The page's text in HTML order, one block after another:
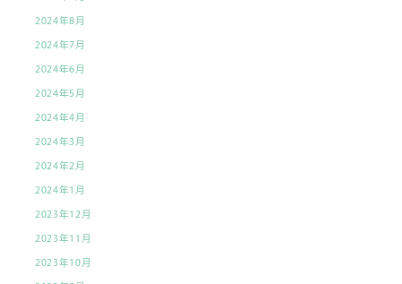
2024年8月
2024年7月
2024年6月
2024年5月
2024年4月
2024年3月
2024年2月
2024年1月
2023年12月
2023年11月
2023年10月